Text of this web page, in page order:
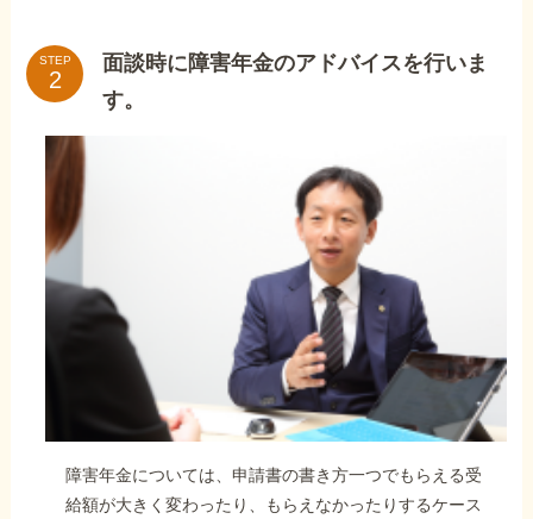
STEP
面談時に障害年金のアドバイスを行いま
す。
障害年金については、申請書の書き方一つでもらえる受
給額が大きく変わったり、もらえなかったりするケース